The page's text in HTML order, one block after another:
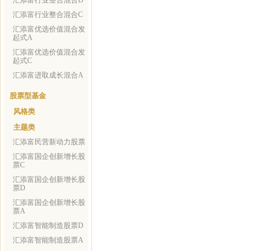
汇添富行业整合混合C
汇添富优选价值混合发
起式A
汇添富优选价值混合发
起式C
汇添富进取成长混合A
股票型基金
风格类
主题类
汇添富民营新动力股票
汇添富国企创新增长股
票C
汇添富国企创新增长股
票D
汇添富国企创新增长股
票A
汇添富智能制造股票D
汇添富智能制造股票A